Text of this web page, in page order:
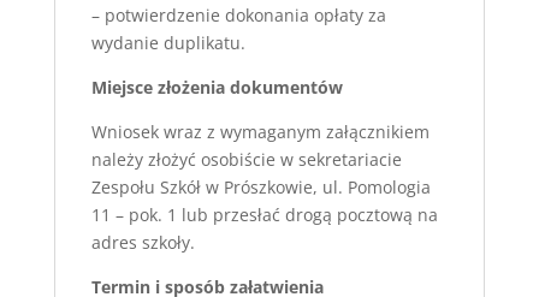
– potwierdzenie dokonania opłaty za
wydanie duplikatu.
Miejsce złożenia dokumentów
Wniosek wraz z wymaganym załącznikiem
należy złożyć osobiście w sekretariacie
Zespołu Szkół w Prószkowie, ul. Pomologia
11 – pok. 1 lub przesłać drogą pocztową na
adres szkoły.
Termin i sposób załatwienia